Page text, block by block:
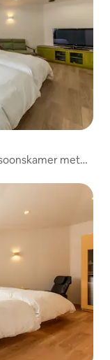
met